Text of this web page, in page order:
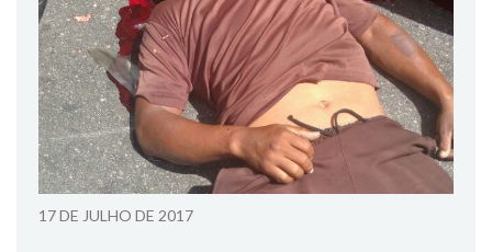
17 DE JULHO DE 2017